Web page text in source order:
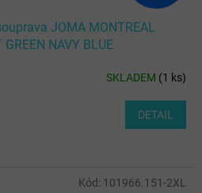
JOMA MONTREAL
GREEN NAVY BLUE
SKLADEM (1 ks)
DETAIL
Kód: 101966.151-2XL